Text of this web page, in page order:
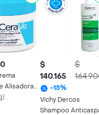
Alisadora
)
$
140.165
$
-15%
Vichy Dercos
Shampoo